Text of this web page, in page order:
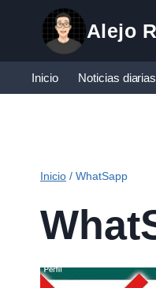
contenido
Alejo
Inicio Noticias diarias
Inicio / WhatSapp